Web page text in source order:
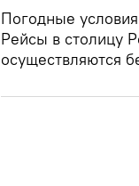
Погодные
Рейсы в столицу
осуществляются